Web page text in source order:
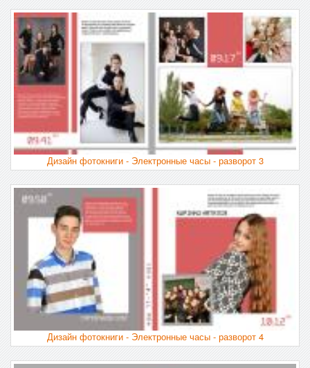
Дизайн фотокниги - Электронные часы - разворот 3
Дизайн фотокниги - Электронные часы - разворот 4